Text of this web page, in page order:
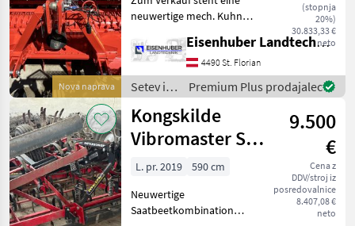
Nova naprava
(stopnja
20%)
30.833,33 €
neto
neuwertige mech. Kuhn
HRB303D Kreislegge und
Sitera330 Sähmaschine
Folgende Ausführung: -
hydr. Oberlenker - Andruck
Eisenhuber Landtechnik GmbH
4490 St. Florian
Setev in
nega /
Kuhn
Premium Plus prodajalec
Kongskilde
Vibromaster SGC
59
9.500
€
Cena z
DDV/stroj iz
posredovalnice
8.407,08 €
neto
L. pr. 2019
590 cm
Neuwertige
Saatbeetkombination